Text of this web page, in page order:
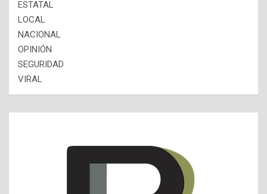
ESTATAL
LOCAL
NACIONAL
OPINIÓN
SEGURIDAD
VIRAL